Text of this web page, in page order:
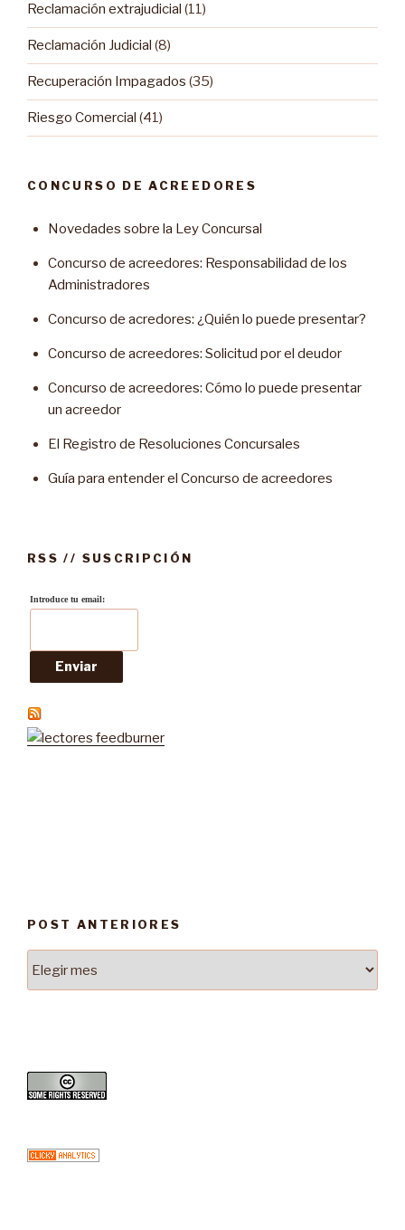
Reclamación extrajudicial (11)
Reclamación Judicial (8)
Recuperación Impagados (35)
Riesgo Comercial (41)
CONCURSO DE ACREEDORES
Novedades sobre la Ley Concursal
Concurso de acreedores: Responsabilidad de los
Administradores
Concurso de acredores: ¿Quién lo puede presentar?
Concurso de acreedores: Solicitud por el deudor
Concurso de acreedores: Cómo lo puede presentar
un acreedor
El Registro de Resoluciones Concursales
Guía para entender el Concurso de acreedores
RSS // SUSCRIPCIÓN
Introduce tu email:
POST ANTERIORES